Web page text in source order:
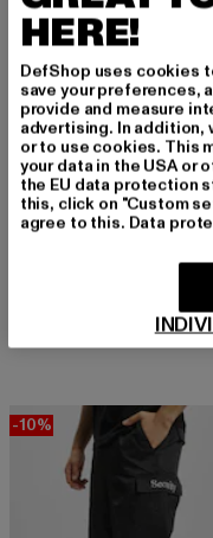
Derzeitiger Preis: 24,00
59,99 EUR
-10%
HERE!
DefShop uses cookies
save your preferences,
provide and measure
advertising. In
or to use cookies. This
your data in the USA or
the EU data protection
this, click on "Custom
agree to this. Data